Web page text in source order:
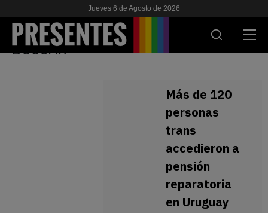
Jueves 6 de Agosto de 2026
BUSCAR
Más de 120
personas
trans
accedieron a
pensión
reparatoria
en Uruguay